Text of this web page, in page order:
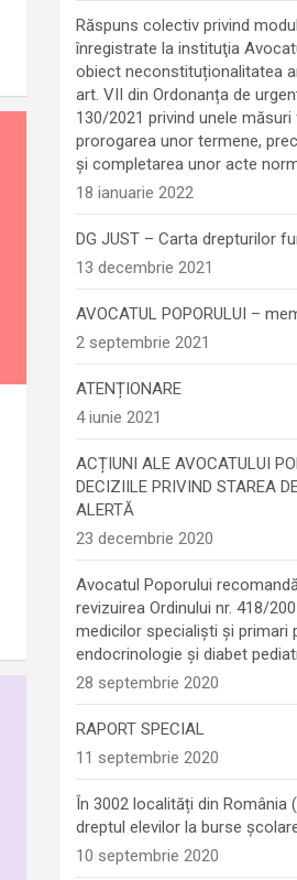
Răspuns colectiv privind
înregistrate la instituţia
obiect neconstituționalitatea
art. VII din Ordonanța de
130/2021 privind unele
prorogarea unor termene,
şi completarea unor acte
18 ianuarie 2022
DG JUST – Carta drepturilor
13 decembrie 2021
AVOCATUL POPORULUI –
2 septembrie 2021
ATENȚIONARE
4 iunie 2021
ACȚIUNI ALE AVOCATULUI
DECIZIILE PRIVIND STAREA
ALERTĂ
23 decembrie 2020
Avocatul Poporului
revizuirea Ordinului nr. 418/
medicilor specialiști și primari
endocrinologie şi diabet
28 septembrie 2020
RAPORT SPECIAL
11 septembrie 2020
În 3002 localități din România
dreptul elevilor la burse
10 septembrie 2020